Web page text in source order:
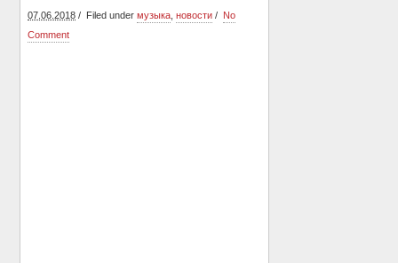
07.06.2018 Filed underмузыка ,новости
No
Comment